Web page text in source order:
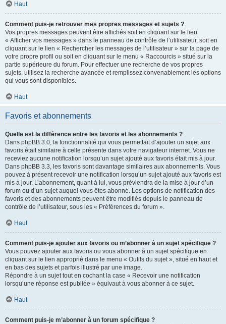
Haut
Comment puis-je retrouver mes propres messages et sujets ?
Vos propres messages peuvent être affichés soit en cliquant sur le lien
« Afficher vos messages » dans le panneau de contrôle de l’utilisateur, soit en
cliquant sur le lien « Rechercher les messages de l’utilisateur » sur la page de
votre propre profil ou soit en cliquant sur le menu « Raccourcis » situé sur la
partie supérieure du forum. Pour effectuer une recherche de vos propres
sujets, utilisez la recherche avancée et remplissez convenablement les options
qui vous sont disponibles.
Haut
Favoris et abonnements
Quelle est la différence entre les favoris et les abonnements ?
Dans phpBB 3.0, la fonctionnalité qui vous permettait d’ajouter un sujet aux
favoris était similaire à celle présente dans votre navigateur internet. Vous ne
receviez aucune notification lorsqu’un sujet ajouté aux favoris était mis à jour.
Dans phpBB 3.3, les favoris sont davantage similaires aux abonnements. Vous
pouvez à présent recevoir une notification lorsqu’un sujet ajouté aux favoris est
mis à jour. L’abonnement, quant à lui, vous préviendra de la mise à jour d’un
forum ou d’un sujet auquel vous êtes abonné. Les options de notification des
favoris et des abonnements peuvent être modifiés depuis le panneau de
contrôle de l’utilisateur, sous les « Préférences du forum ».
Haut
Comment puis-je ajouter aux favoris ou m’abonner à un sujet spécifique ?
Vous pouvez ajouter aux favoris ou vous abonner à un sujet spécifique en
cliquant sur le lien approprié dans le menu « Outils du sujet », situé en haut et
en bas des sujets et parfois illustré par une image.
Répondre à un sujet tout en cochant la case « Recevoir une notification
lorsqu’une réponse est publiée » équivaut à vous abonner à ce sujet.
Haut
Comment puis-je m’abonner à un forum spécifique ?